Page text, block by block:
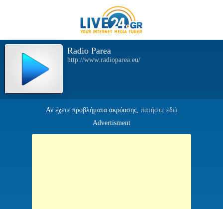
Radio Parea
http://www.radioparea.eu/
Αν έχετε προβλήματα ακρόασης, πατήστε εδώ
Advertisment